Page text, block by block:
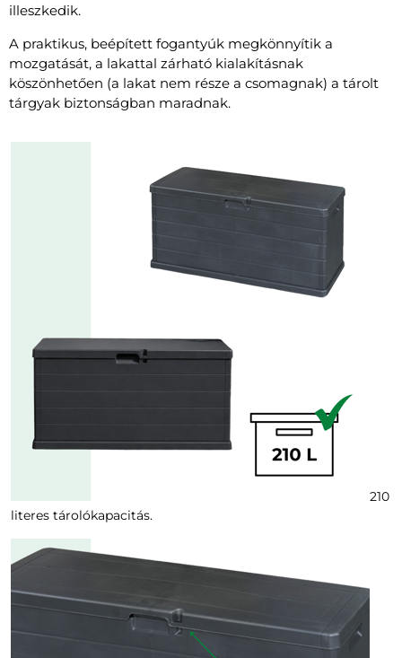
illeszkedik.
A praktikus, beépített fogantyúk megkönnyítik a
mozgatását, a lakattal zárható kialakításnak
köszönhetően (a lakat nem része a csomagnak) a tárolt
tárgyak biztonságban maradnak.
210
literes tárolókapacitás.